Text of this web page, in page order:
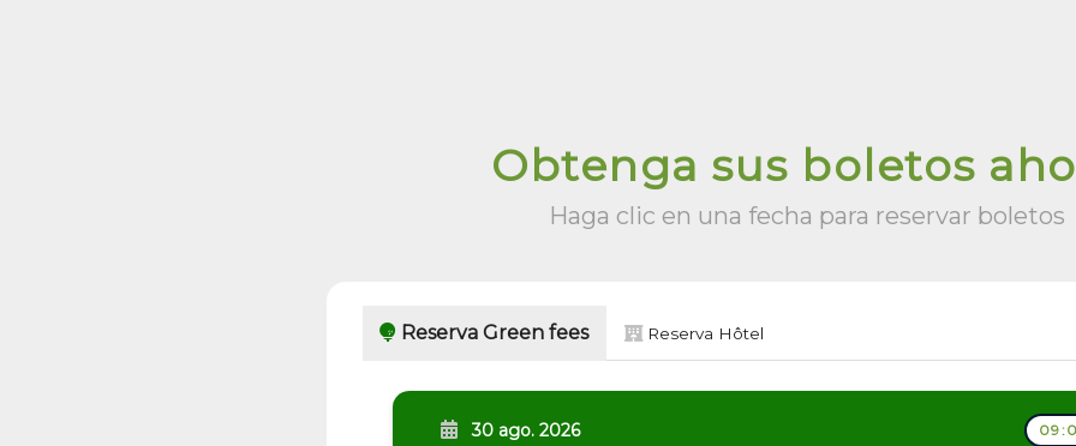
Obtenga sus boletos
Haga clic en una fecha para reservar boletos
Reserva Green fees Reserva Hôtel
30 ago. 2026